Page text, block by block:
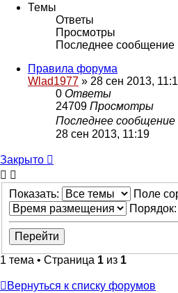
Темы
Ответы
Просмотры
Последнее сообщение
Правила форума
Wlad1977 » 28 сен 2013,
0 Ответы
24709 Просмотры
Последнее сообщение
28 сен 2013, 11:19
Закрыто
Показать:
Поле
Порядок:
1 тема • Страница 1 из 1
Вернуться к списку форумов